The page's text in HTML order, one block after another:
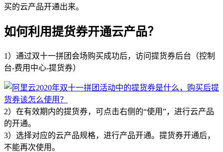
买的云产品开通出来。
如何利用提货券开通云产品？
1）通过双十一拼团会场购买成功后，访问提货券后台（控制
台-费用中心-提货券）
2）在有效期内的提货券，可点击右侧的“使用”，进行云产品
的开通。
3）选择对应的云产品规格，进行产品开通。提货券开通后，
不能再次使用。